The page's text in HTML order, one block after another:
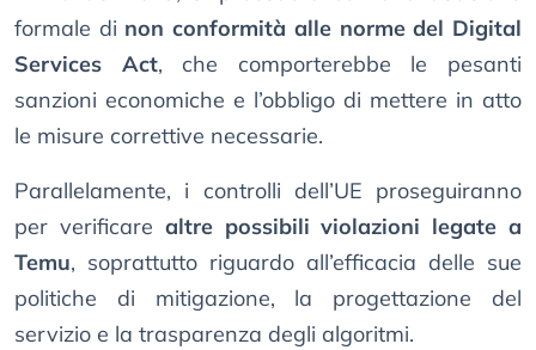
formale di non conformità alle norme del Digital
Services Act, che comporterebbe le pesanti
sanzioni economiche e l’obbligo di mettere in atto
le misure correttive necessarie.
Parallelamente, i controlli dell’UE proseguiranno
per verificare altre possibili violazioni legate a
Temu, soprattutto riguardo all’efficacia delle sue
politiche di mitigazione, la progettazione del
servizio e la trasparenza degli algoritmi.